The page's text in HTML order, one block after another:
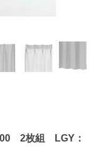
2枚組 LGY：